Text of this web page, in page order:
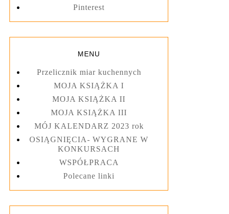
Pinterest
MENU
Przelicznik miar kuchennych
MOJA KSIĄŻKA I
MOJA KSIĄŻKA II
MOJA KSIĄŻKA III
MÓJ KALENDARZ 2023 rok
OSIĄGNIĘCIA- WYGRANE W
KONKURSACH
WSPÓŁPRACA
Polecane linki